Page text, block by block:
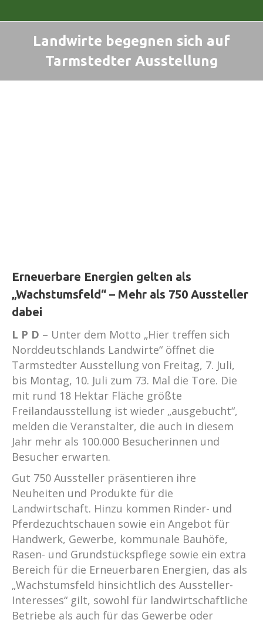
Landwirte begegnen sich auf
Tarmstedter Ausstellung
Sie befinden sich hier:
Erneuerbare Energien gelten als
„Wachstumsfeld“ – Mehr als 750 Aussteller
dabei
L P D – Unter dem Motto „Hier treffen sich
Norddeutschlands Landwirte“ öffnet die
Tarmstedter Ausstellung von Freitag, 7. Juli,
bis Montag, 10. Juli zum 73. Mal die Tore. Die
mit rund 18 Hektar Fläche größte
Freilandausstellung ist wieder „ausgebucht“,
melden die Veranstalter, die auch in diesem
Jahr mehr als 100.000 Besucherinnen und
Besucher erwarten.
Gut 750 Aussteller präsentieren ihre
Neuheiten und Produkte für die
Landwirtschaft. Hinzu kommen Rinder- und
Pferdezuchtschauen sowie ein Angebot für
Handwerk, Gewerbe, kommunale Bauhöfe,
Rasen- und Grundstückspflege sowie ein extra
Bereich für die Erneuerbaren Energien, das als
„Wachstumsfeld hinsichtlich des Aussteller-
Interesses“ gilt, sowohl für landwirtschaftliche
Betriebe als auch für das Gewerbe oder